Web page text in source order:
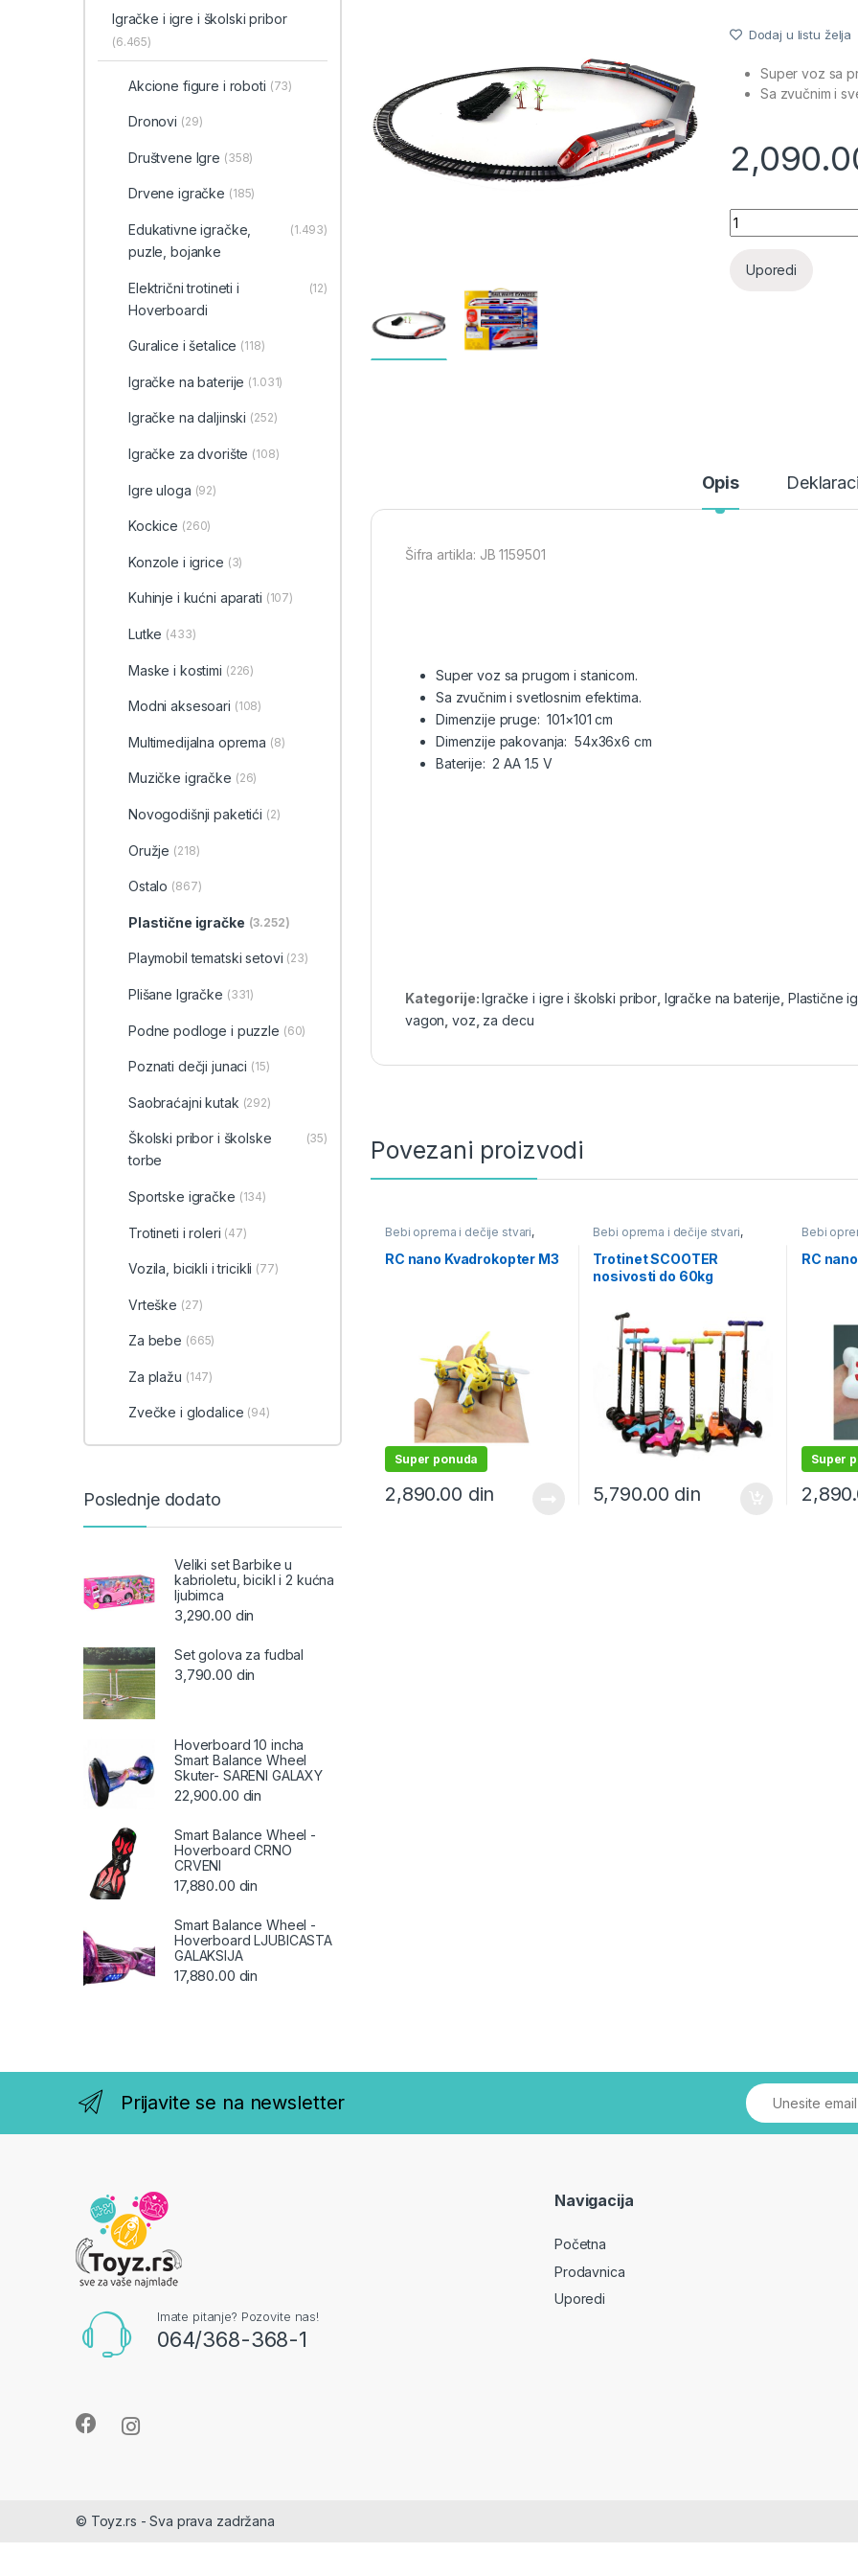
Dodaj u listu želja
Super voz sa
Sa zvučnim i
Voz na baterije sa
Uporedi
Opis
Šifra artikla: JB 1159501
Super voz sa prugom i stanicom.
Sa zvučnim i svetlosnim efektima.
Dimenzije pruge: 101×101 cm
Dimenzije pakovanja: 54x36x6 cm
Baterije: 2 AA 1.5 V
Kategorije:Igračke i igre i školski pribor Igračke na baterije Plastične
vagon ,voz za decu
Povezani proizvodi
Bebi oprema i dečije stvari,
Igračke i igre i školski pribor
Igračke na daljinski
RC nano Kvadrokopter M3
Super ponuda
2,890.00 din
Bebi oprema i dečije stvari,
Igračke i igre i školski pribor
Trotineti i roleri
Trotinet SCOOTER
nosivosti do 60kg
5,790.00 din
Bebi
Igračke i
Igračke
RC
Super
Igračke i igre i školski pribor
(6.465)
Akcione figure i roboti (73)
Dronovi (29)
Društvene Igre (358)
Drvene igračke (185)
Edukativne igračke,
puzle, bojanke
(1.493)
Električni trotineti i
Hoverboardi
(12)
Guralice i šetalice (118)
Igračke na baterije (1.031)
Igračke na daljinski (252)
‎Igračke za dvorište (108)
Igre uloga (92)
Kockice (260)
Konzole i igrice (3)
Kuhinje i kućni aparati (107)
Lutke (433)
Maske i kostimi (226)
Modni aksesoari (108)
Multimedijalna oprema (8)
Muzičke igračke (26)
Novogodišnji paketići (2)
Oružje (218)
Ostalo (867)
Plastične igračke (3.252)
Playmobil tematski setovi (23)
Plišane Igračke (331)
Podne podloge i puzzle (60)
Poznati dečji junaci (15)
Saobraćajni kutak (292)
Školski pribor i školske
torbe
(35)
Sportske igračke (134)
Trotineti i roleri (47)
Vozila, bicikli i tricikli (77)
Vrteške (27)
Za bebe (665)
Za plažu (147)
Zvečke i glodalice (94)
Poslednje dodato
Veliki set Barbike u
kabrioletu, bicikl i 2 kućna
ljubimca
3,290.00 din
Set golova za fudbal
3,790.00 din
Hoverboard 10 incha
Smart Balance Wheel
Skuter- SARENI GALAXY
22,900.00 din
Smart Balance Wheel -
Hoverboard CRNO
CRVENI
17,880.00 din
Smart Balance Wheel -
Hoverboard LJUBICASTA
GALAKSIJA
17,880.00 din
Prijavite se na newsletter
Imate pitanje? Pozovite nas!
064/368-368-1
Navigacija
Početna
Prodavnica
Uporedi
© Toyz.rs - Sva prava zadržana